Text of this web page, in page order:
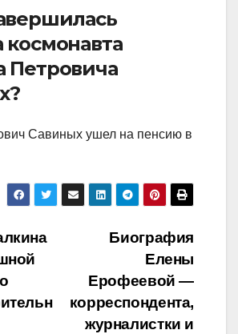
космонавта
Петровича
Савиных ушел на пенсию в
Биография
Елены
Ерофеевой —
корреспондента,
журналистки и